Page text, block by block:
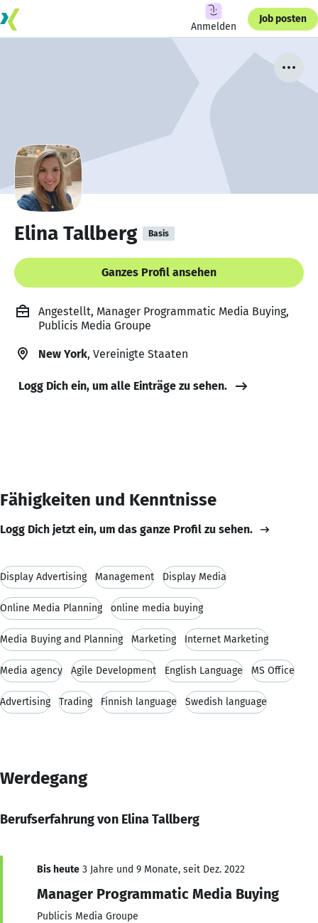
Anmelden
Job posten
Elina Tallberg Basis
Ganzes Profil ansehen
Angestellt, Manager Programmatic Media Buying,
Publicis Media Groupe
New York, Vereinigte Staaten
Logg Dich ein, um alle Einträge zu sehen.
Fähigkeiten und Kenntnisse
Logg Dich jetzt ein, um das ganze Profil zu sehen.
Display Advertising Management Display Media
Online Media Planning online media buying
Media Buying and Planning Marketing Internet Marketing
Media agency Agile Development English Language MS Office
Advertising Trading Finnish language Swedish language
Werdegang
Berufserfahrung von Elina Tallberg
Bis heute 3 Jahre und 9 Monate, seit Dez. 2022
Manager Programmatic Media Buying
Publicis Media Groupe